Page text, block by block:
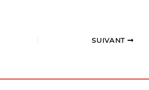
SUIVANT